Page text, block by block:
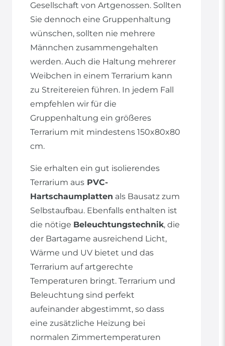
Gesellschaft von Artgenossen. Sollten
Sie dennoch eine Gruppenhaltung
wünschen, sollten nie mehrere
Männchen zusammengehalten
werden. Auch die Haltung mehrerer
Weibchen in einem Terrarium kann
zu Streitereien führen. In jedem Fall
empfehlen wir für die
Gruppenhaltung ein größeres
Terrarium mit mindestens 150x80x80
cm.
Sie erhalten ein gut isolierendes
Terrarium aus PVC-
Hartschaumplatten als Bausatz zum
Selbstaufbau. Ebenfalls enthalten ist
die nötige Beleuchtungstechnik, die
der Bartagame ausreichend Licht,
Wärme und UV bietet und das
Terrarium auf artgerechte
Temperaturen bringt. Terrarium und
Beleuchtung sind perfekt
aufeinander abgestimmt, so dass
eine zusätzliche Heizung bei
normalen Zimmertemperaturen